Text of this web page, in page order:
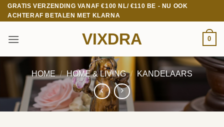
Ga
naar
GRATIS VERZENDING VANAF €100 NL/ €110 BE - NU OOK
ACHTERAF BETALEN MET KLARNA
VIXDRA 0
HOME / HOME & LIVING / KANDELAARS